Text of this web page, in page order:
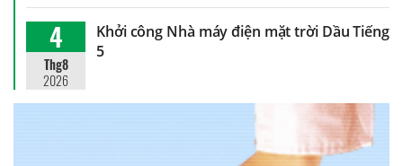
4
Thg8
2026
Khởi công Nhà máy điện mặt trời Dầu Tiếng
5